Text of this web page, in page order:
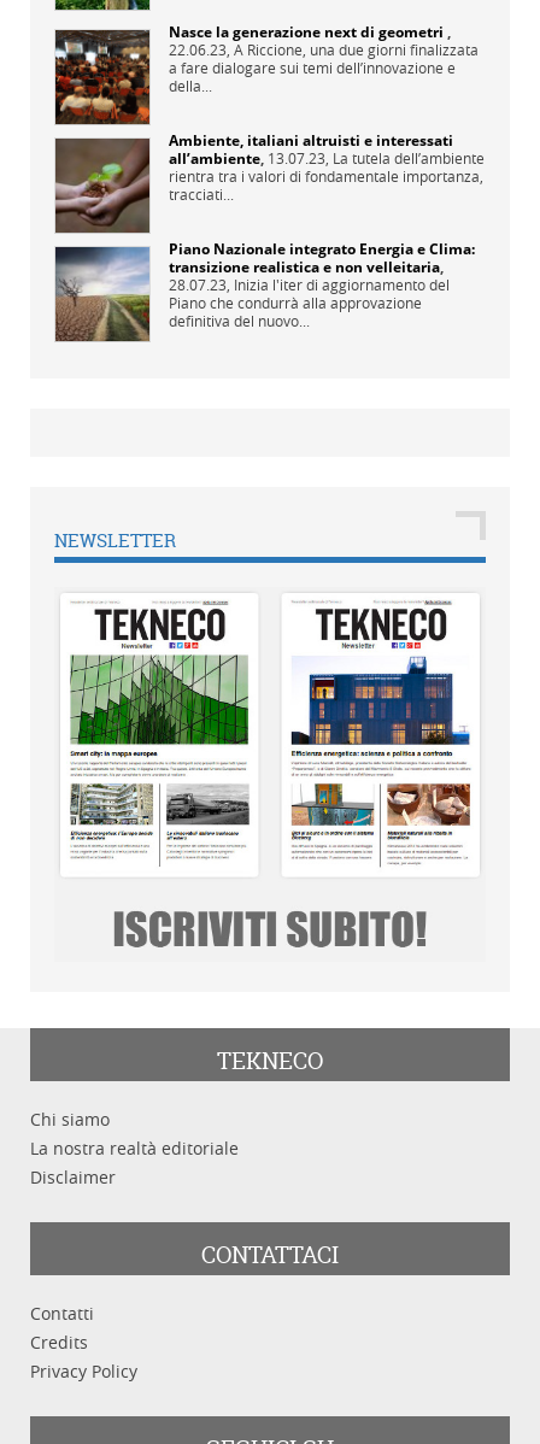
Nasce la generazione next di geometri ,
22.06.23, A Riccione, una due giorni finalizzata
a fare dialogare sui temi dell’innovazione e
della...
Ambiente, italiani altruisti e interessati
all’ambiente, 13.07.23, La tutela dell’ambiente
rientra tra i valori di fondamentale importanza,
tracciati...
Piano Nazionale integrato Energia e Clima:
transizione realistica e non velleitaria,
28.07.23, Inizia l'iter di aggiornamento del
Piano che condurrà alla approvazione
definitiva del nuovo...
NEWSLETTER
TEKNECO
Chi siamo
La nostra realtà editoriale
Disclaimer
CONTATTACI
Contatti
Credits
Privacy Policy